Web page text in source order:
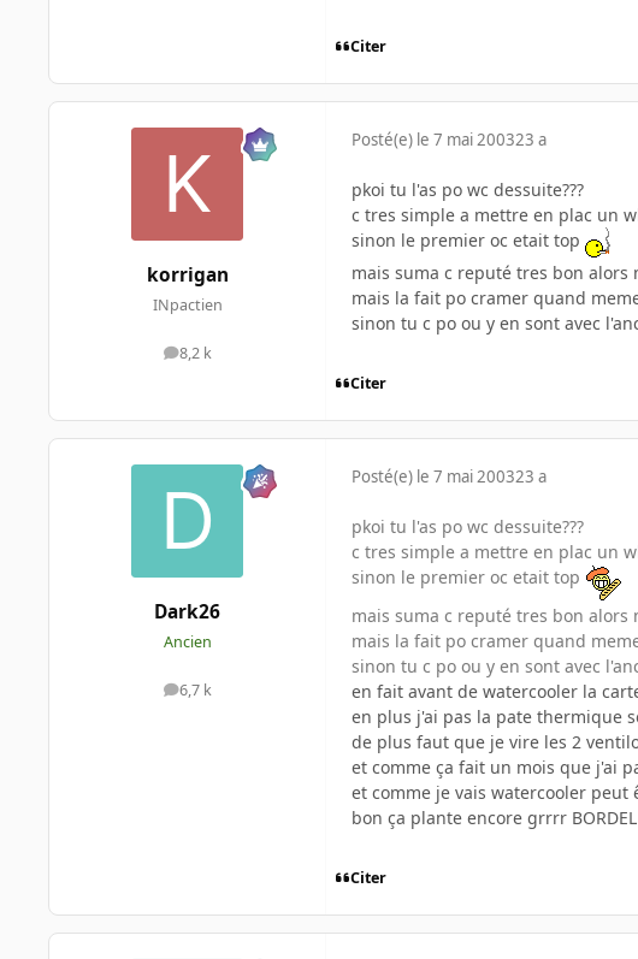
Citer
korrigan
INpactien
8,2 k
messages
Posté(e) le 7 mai 200323 a
pkoi tu l'as po wc dessuite???
c tres simple a mettre en plac un
sinon le premier oc etait top
mais suma c reputé tres bon alors
mais la fait po cramer quand
sinon tu c po ou y en sont avec
Citer
Dark26
Ancien
6,7 k
messages
Posté(e) le 7 mai 200323 a
pkoi tu l'as po wc dessuite???
c tres simple a mettre en plac un
sinon le premier oc etait top
mais suma c reputé tres bon alors
mais la fait po cramer quand
sinon tu c po ou y en sont avec
en fait avant de watercooler la
en plus j'ai pas la pate thermique
de plus faut que je vire les 2
et comme ça fait un mois que j'ai
et comme je vais watercooler
bon ça plante encore grrrr BORDEL
Citer